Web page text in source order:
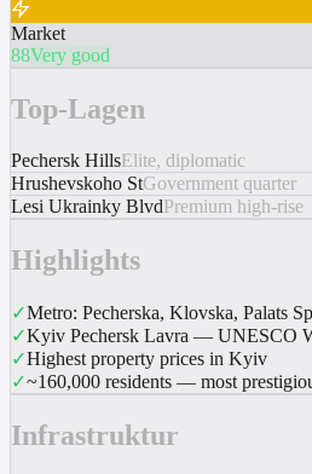
Market
88Very good
Top-Lagen
Pechersk HillsElite, diplomatic
Hrushevskoho StGovernment quarter
Lesi Ukrainky BlvdPremium high-rise
Highlights
✓Metro: Pecherska, Klovska, Palats
✓Kyiv Pechersk Lavra — UNESCO
✓Highest property prices in Kyiv
✓~160,000 residents — most
Infrastruktur